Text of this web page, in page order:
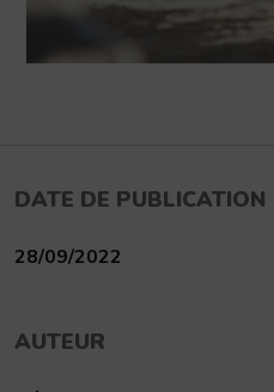
DATE DE PUBLICATION
28/09/2022
AUTEUR